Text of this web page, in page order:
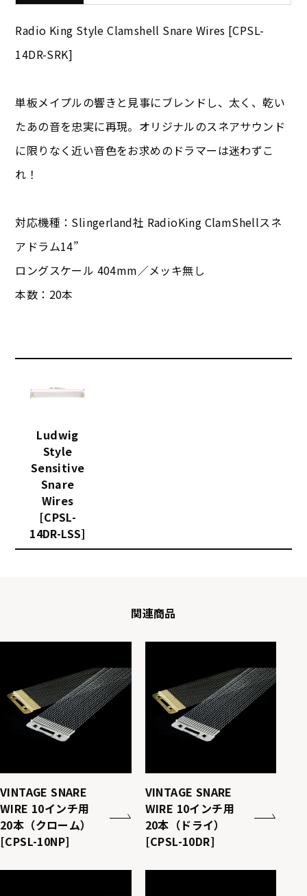
Radio King Style Clamshell Snare Wires [CPSL-
14DR-SRK]
単板メイプルの響きと見事にブレンドし、太く、乾い
たあの音を忠実に再現。オリジナルのスネアサウンド
に限りなく近い音色をお求めのドラマーは迷わずこ
れ！
対応機種：Slingerland社 RadioKing ClamShellスネ
アドラム14”
ロングスケール 404mm／メッキ無し
本数：20本
Ludwig
Style
Sensitive
Snare
Wires
[CPSL-
14DR-LSS]
関連商品
VINTAGE SNARE
WIRE 10インチ用
20本（クローム）
[CPSL-10NP]
VINTAGE SNARE
WIRE 10インチ用
20本（ドライ）
[CPSL-10DR]